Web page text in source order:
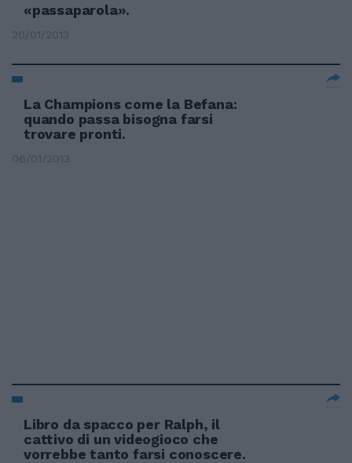
«passaparola».
20/01/2013
La Champions come la Befana:
quando passa bisogna farsi
trovare pronti.
06/01/2013
Libro da spacco per Ralph, il
cattivo di un videogioco che
vorrebbe tanto farsi conoscere.